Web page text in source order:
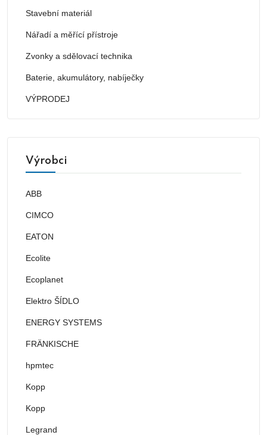
Stavební materiál
Nářadí a měřící přístroje
Zvonky a sdělovací technika
Baterie, akumulátory, nabíječky
VÝPRODEJ
Výrobci
ABB
CIMCO
EATON
Ecolite
Ecoplanet
Elektro ŠÍDLO
ENERGY SYSTEMS
FRÄNKISCHE
hpmtec
Kopp
Kopp
Legrand